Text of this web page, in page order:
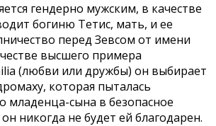
гендерно мужским, в качестве
богиню Тетис, мать, и ее
перед Зевсом от имени
высшего примера
(любви или дружбы) он выбирает
которая пыталась
младенца-сына в безопасное
никогда не будет ей благодарен.